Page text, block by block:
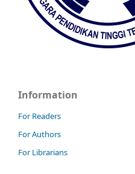
Information
For Readers
For Authors
For Librarians